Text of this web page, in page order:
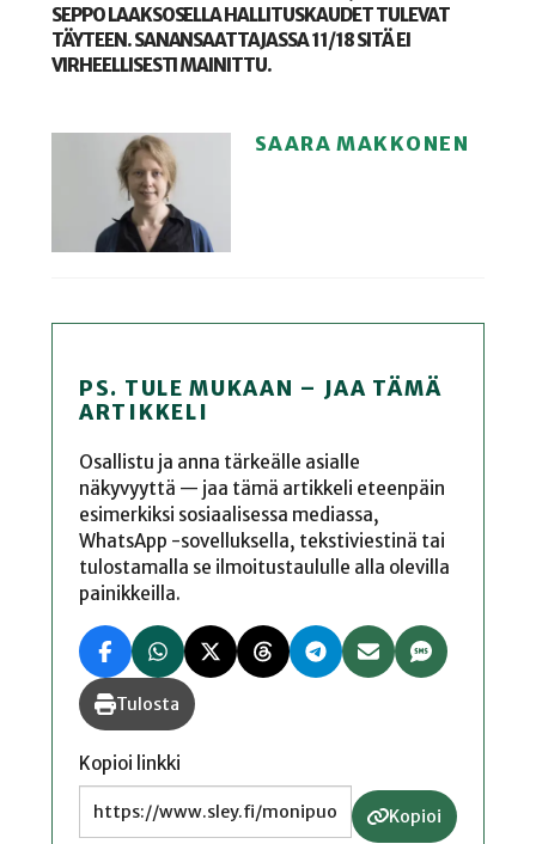
SEPPO LAAKSOSELLA HALLITUSKAUDET TULEVAT
TÄYTEEN. SANANSAATTAJASSA 11/18 SITÄ EI
VIRHEELLISESTI MAINITTU.
SAARA MAKKONEN
PS. TULE MUKAAN – JAA TÄMÄ
ARTIKKELI
Osallistu ja anna tärkeälle asialle
näkyvyyttä — jaa tämä artikkeli eteenpäin
esimerkiksi sosiaalisessa mediassa,
WhatsApp -sovelluksella, tekstiviestinä tai
tulostamalla se ilmoitustaululle alla olevilla
painikkeilla.
Tulosta
Kopioi linkki
Kopioi